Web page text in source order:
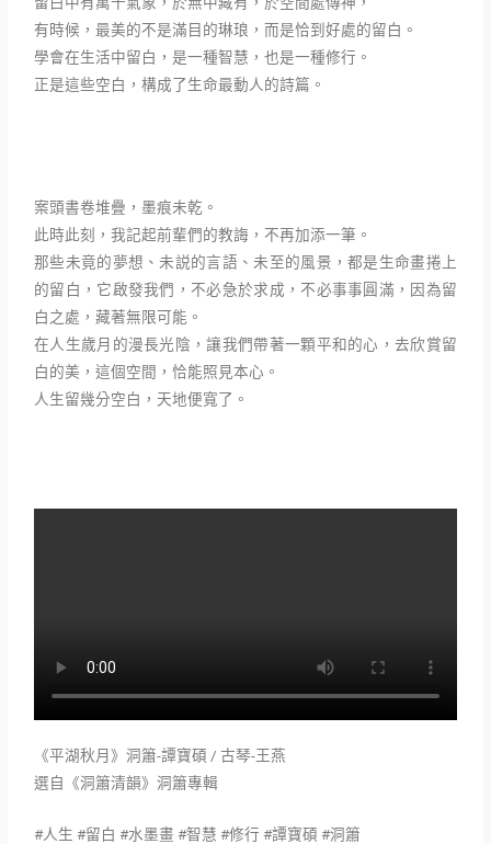
有時候，最美的不是滿目的琳琅，而是恰到好處的留白。
學會在生活中留白，是一種智慧，也是一種修行。
正是這些空白，構成了生命最動人的詩篇。
案頭書卷堆疊，墨痕未乾。
此時此刻，我記起前輩們的教誨，不再加添一筆。
那些未竟的夢想、未説的言語、未至的風景，都是生命畫捲上
的留白，它啟發我們，不必急於求成，不必事事圓滿，因為留
白之處，藏著無限可能。
在人生歲月的漫長光陰，讓我們帶著一顆平和的心，去欣賞留
白的美，這個空間，恰能照見本心。
人生留幾分空白，天地便寬了。
《平湖秋月》洞簫-譚寶碩 / 古琴-王燕
選自《洞簫清韻》洞簫專輯
#人生 #留白 #水墨畫 #智慧 #修行 #譚寶碩 #洞簫